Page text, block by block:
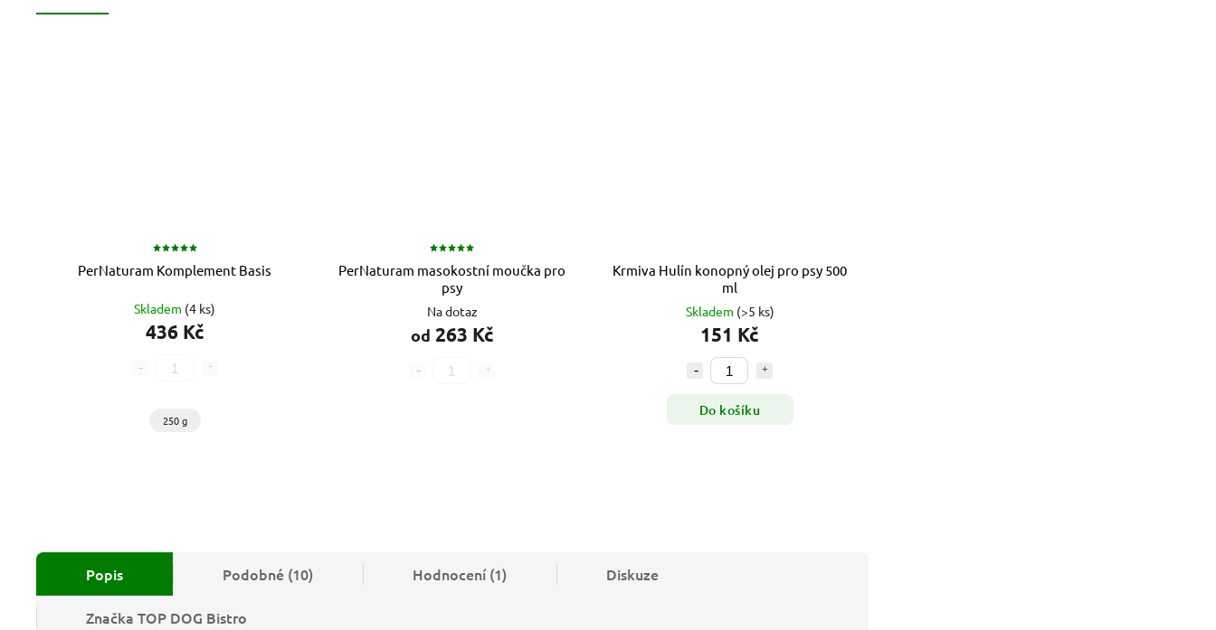
PerNaturam Komplement Basis
Skladem (4 ks)
436 Kč
250 g
PerNaturam masokostní moučka pro
psy
Na dotaz
od 263 Kč
Krmiva Hulín konopný olej pro psy 500
ml
Skladem (>5 ks)
151 Kč
Do košíku
Popis Podobné (10) Hodnocení (1) Diskuze
Značka TOP DOG Bistro